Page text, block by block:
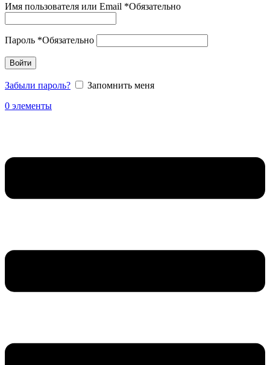
Имя пользователя или Email *Обязательно
Пароль *Обязательно
Войти
Забыли пароль?
Запомнить меня
0 элементы